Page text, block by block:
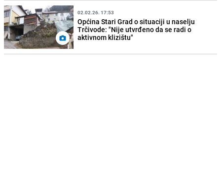
02.02.26. 17:53
Općina Stari Grad o situaciji u naselju
Trčivode: "Nije utvrđeno da se radi o
aktivnom klizištu"